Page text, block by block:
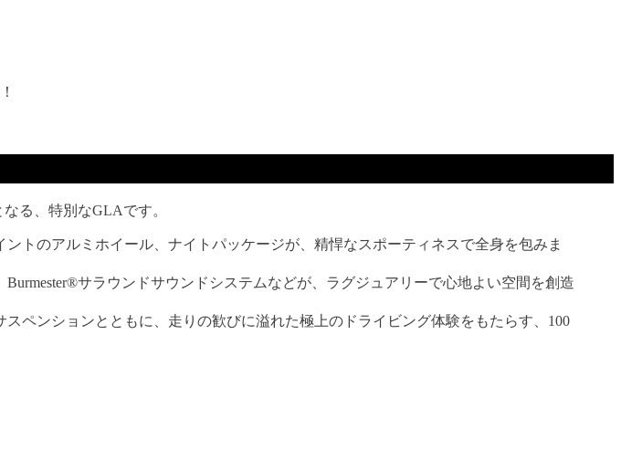
る、特別なGLAです。
トのアルミホイール、ナイトパッケージが、精悍なスポーティネスで全身を包みま
サラウンドサウンドシステムなどが、ラグジュアリーで心地よい空間を創造
ペンションとともに、走りの歓びに溢れた極上のドライビング体験をもたらす、100